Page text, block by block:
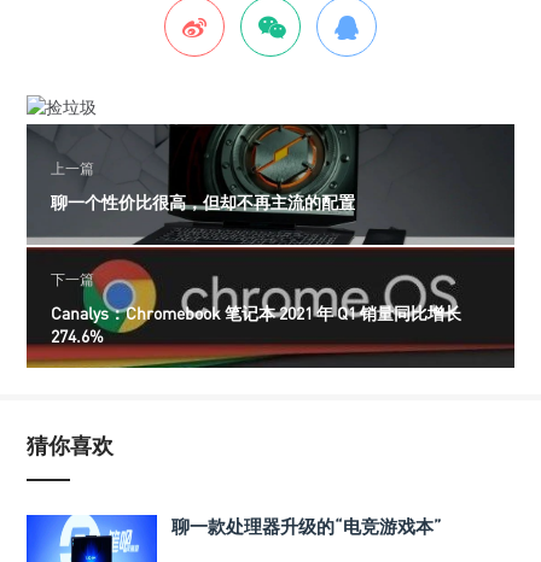
上一篇
聊一个性价比很高，但却不再主流的配置
下一篇
Canalys：Chromebook 笔记本 2021 年 Q1 销量同比增长
274.6%
猜你喜欢
聊一款处理器升级的“电竞游戏本”